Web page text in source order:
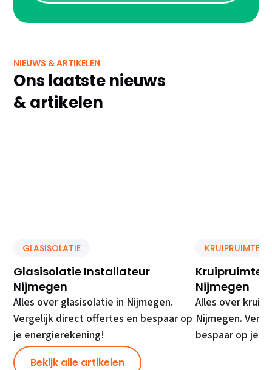
NIEUWS & ARTIKELEN
Ons laatste nieuws
& artikelen
GLASISOLATIE
Glasisolatie Installateur
Nijmegen
Alles over glasisolatie in Nijmegen.
Vergelijk direct offertes en bespaar op
je energierekening!
KRUIPRUIMTE
Kruipruimte
Nijmegen
Alles over
Nijmegen.
bespaar op je
Bekijk alle artikelen